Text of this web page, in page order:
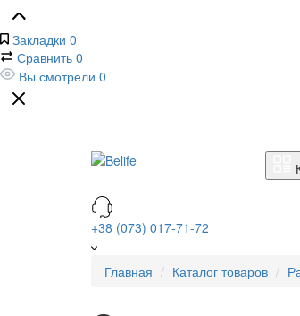
Закладки 0
Сравнить 0
Вы смотрели 0
+38 (073) 017-71-72
Главная Каталог товаров